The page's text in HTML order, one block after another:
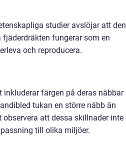
studier avslöjar att den
fungerar som en
och reproducera.
färgen på deras näbbar
tukan en större näbb än
att dessa skillnader inte
till olika miljöer.